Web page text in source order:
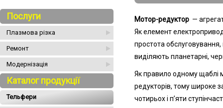
Послуги
Плазмова різка
Ремонт
Модернізація
Каталог продукції
Тельфери
Мотор-редуктор —
Як елемент
простота
виділяють планетарні,
Як правило одному щаблі
редукторів, тому широке
чотирьох і п’яти